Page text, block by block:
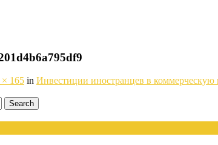
× 165 in Инвестиции иностранцев в коммерческую